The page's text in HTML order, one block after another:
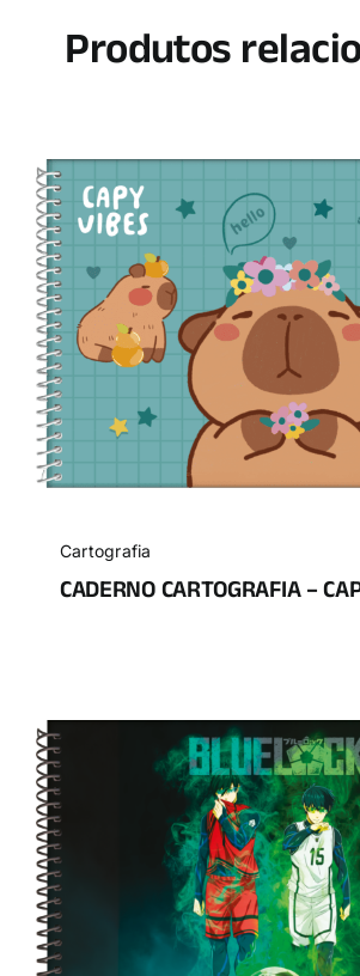
Produtos
Cartografia
CADERNO CARTOGRAFIA –